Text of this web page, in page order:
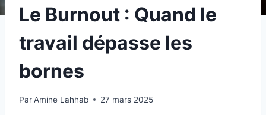
Le Burnout : Quand le
travail dépasse les
bornes
ParAmine Lahhab 27 mars 2025